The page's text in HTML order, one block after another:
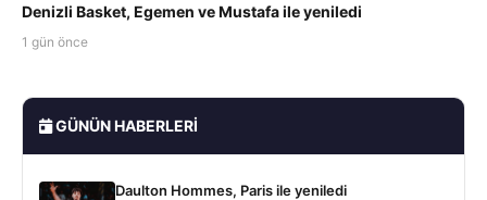
Denizli Basket, Egemen ve Mustafa ile yeniledi
1 gün önce
GÜNÜN HABERLERI
Daulton Hommes, Paris ile yeniledi